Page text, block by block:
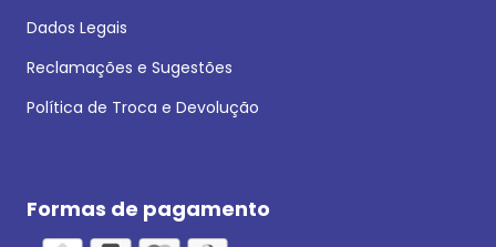
Dados Legais
Reclamações e Sugestões
Política de Troca e Devolução
Formas de pagamento